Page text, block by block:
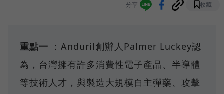
分享 收藏
重點一 ：Anduril創辦人Palmer Luckey認
為，台灣擁有許多消費性電子產品、半導體
等技術人才，與製造大規模自主彈藥、攻擊